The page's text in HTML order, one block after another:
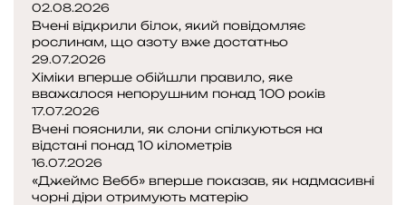
В
с
е
с
в
і
т
і
:
в
02.08.2026
Вчені відкрили білок, який повідомляє
рослинам, що азоту вже достатньо
29.07.2026
Хіміки вперше обійшли правило, яке
вважалося непорушним понад 100 років
17.07.2026
Вчені пояснили, як слони спілкуються на
відстані понад 10 кілометрів
16.07.2026
«Джеймс Вебб» вперше показав, як надмасивні
чорні діри отримують матерію